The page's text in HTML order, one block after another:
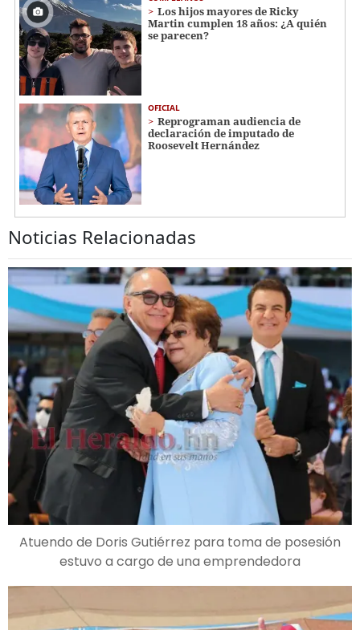
Los hijos mayores de Ricky
Martin cumplen 18 años: ¿A quién
se parecen?
OFICIAL
Reprograman audiencia de
declaración de imputado de
Roosevelt Hernández
Noticias Relacionadas
Atuendo de Doris Gutiérrez para toma de posesión
estuvo a cargo de una emprendedora